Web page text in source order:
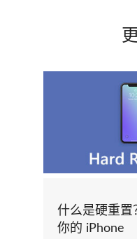
什么是硬重置
你的 iPhone